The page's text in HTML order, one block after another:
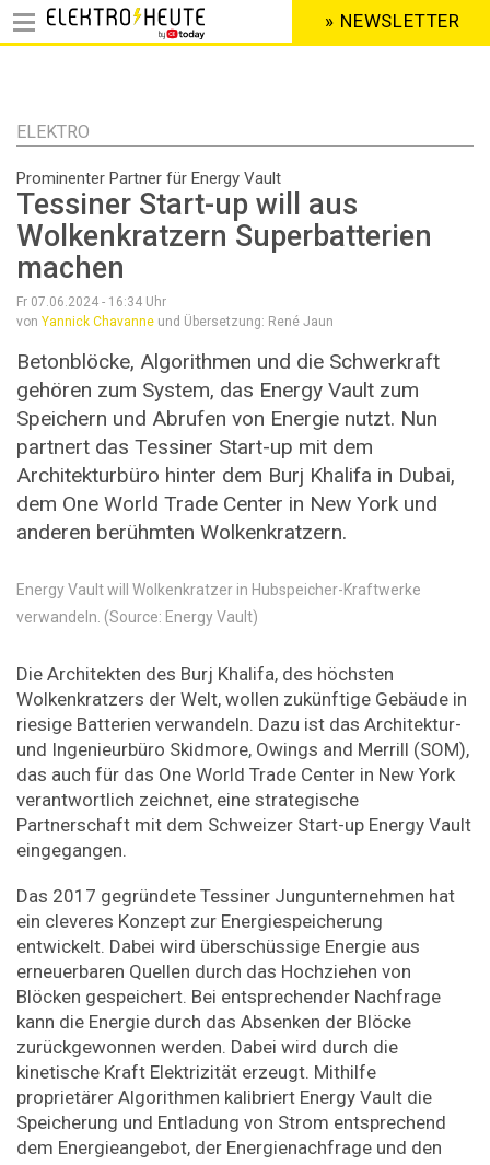
Inhalt
HEADER
MENU
» NEWSLETTER
ELEKTRO
Prominenter Partner für Energy Vault
Tessiner Start-up will aus
Wolkenkratzern Superbatterien
machen
Fr 07.06.2024 - 16:34 Uhr
von Yannick Chavanne und Übersetzung: René Jaun
Betonblöcke, Algorithmen und die Schwerkraft
gehören zum System, das Energy Vault zum
Speichern und Abrufen von Energie nutzt. Nun
partnert das Tessiner Start-up mit dem
Architekturbüro hinter dem Burj Khalifa in Dubai,
dem One World Trade Center in New York und
anderen berühmten Wolkenkratzern.
Energy Vault will Wolkenkratzer in Hubspeicher-Kraftwerke
verwandeln. (Source: Energy Vault)
Die Architekten des Burj Khalifa, des höchsten
Wolkenkratzers der Welt, wollen zukünftige Gebäude in
riesige Batterien verwandeln. Dazu ist das Architektur-
und Ingenieurbüro Skidmore, Owings and Merrill (SOM),
das auch für das One World Trade Center in New York
verantwortlich zeichnet, eine strategische
Partnerschaft mit dem Schweizer Start-up Energy Vault
eingegangen.
Das 2017 gegründete Tessiner Jungunternehmen hat
ein cleveres Konzept zur Energiespeicherung
entwickelt. Dabei wird überschüssige Energie aus
erneuerbaren Quellen durch das Hochziehen von
Blöcken gespeichert. Bei entsprechender Nachfrage
kann die Energie durch das Absenken der Blöcke
zurückgewonnen werden. Dabei wird durch die
kinetische Kraft Elektrizität erzeugt. Mithilfe
proprietärer Algorithmen kalibriert Energy Vault die
Speicherung und Entladung von Strom entsprechend
dem Energieangebot, der Energienachfrage und den